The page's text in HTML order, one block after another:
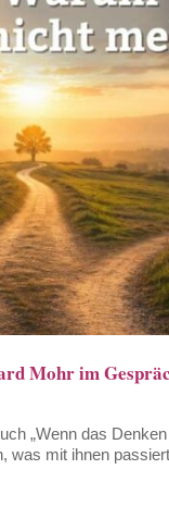
Mohr im
„Wenn das
was mit ihnen